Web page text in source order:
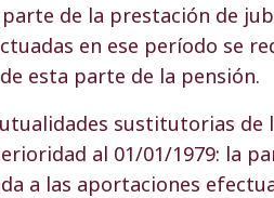
de la prestación de
en ese período se
esta parte de la pensión.
sustitutorias de
al 01/01/1979: la
a las aportaciones